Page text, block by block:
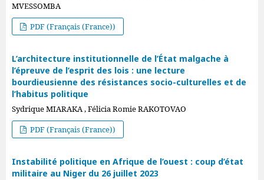
MVESSOMBA
PDF (Français (France))
L’architecture institutionnelle de l’État malgache à
l’épreuve de l’esprit des lois : une lecture
bourdieusienne des résistances socio-culturelles et de
l’habitus politique
Sydrique MIARAKA , Félicia Romie RAKOTOVAO
PDF (Français (France))
Instabilité politique en Afrique de l’ouest : coup d’état
militaire au Niger du 26 juillet 2023